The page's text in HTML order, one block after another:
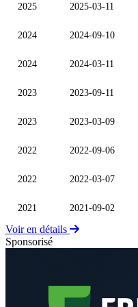
2025 2025-03-11
2024 2024-09-10
2024 2024-03-11
2023 2023-09-11
2023 2023-03-09
2022 2022-09-06
2022 2022-03-07
2021 2021-09-02
Voir en détails
Sponsorisé